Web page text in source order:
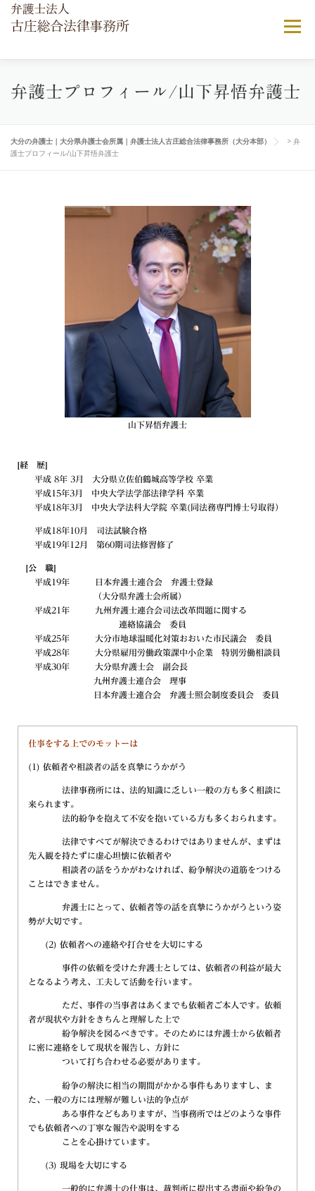
メニュー
当法律事務所について ご相談ご依頼の流れ
弁護士費用について 顧問弁護士契約 よくある相談
弁護士プロフィール/山下昇悟弁護士
大分の弁護士｜大分県弁護士会所属｜弁護士法人古庄総合法律事務所（大分本部） > 弁
護士プロフィール/山下昇悟弁護士
山下昇悟弁護士
[経 歴]
平成 8年 3月 大分県立佐伯鶴城高等学校 卒業
平成15年3月 中央大学法学部法律学科 卒業
平成18年3月 中央大学法科大学院 卒業(同法務専門博士号取得）
平成18年10月 司法試験合格
平成19年12月 第60期司法修習修了
[公 職]
平成19年 日本弁護士連合会 弁護士登録
（大分県弁護士会所属）
平成21年 九州弁護士連合会司法改革問題に関する
連絡協議会 委員
平成25年 大分市地球温暖化対策おおいた市民議会 委員
平成28年 大分県雇用労働政策課中小企業 特別労働相談員
平成30年 大分県弁護士会 副会長
九州弁護士連合会 理事
日本弁護士連合会 弁護士照会制度委員会 委員
仕事をする上でのモットーは
(1) 依頼者や相談者の話を真摯にうかがう
法律事務所には、法的知識に乏しい一般の方も多く相談に
来られます。
法的紛争を抱えて不安を抱いている方も多くおられます。
法律ですべてが解決できるわけではありませんが、まずは
先入観を持たずに虚心坦懐に依頼者や
相談者の話をうかがわなければ、紛争解決の道筋をつける
ことはできません。
弁護士にとって、依頼者等の話を真摯にうかがうという姿
勢が大切です。
(2) 依頼者への連絡や打合せを大切にする
事件の依頼を受けた弁護士としては、依頼者の利益が最大
となるよう考え、工夫して活動を行います。
ただ、事件の当事者はあくまでも依頼者ご本人です。依頼
者が現状や方針をきちんと理解した上で
紛争解決を図るべきです。そのためには弁護士から依頼者
に密に連絡をして現状を報告し、方針に
ついて打ち合わせる必要があります。
紛争の解決に相当の期間がかかる事件もありますし、ま
た、一般の方には理解が難しい法的争点が
ある事件などもありますが、当事務所ではどのような事件
でも依頼者への丁寧な報告や説明をする
ことを心掛けています。
(3) 現場を大切にする
一般的に弁護士の仕事は、裁判所に提出する書面や紛争の